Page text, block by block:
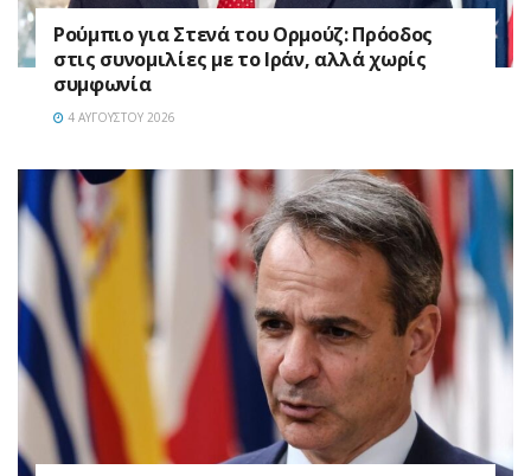
Ρούμπιο για Στενά του Ορμούζ: Πρόοδος
στις συνομιλίες με το Ιράν, αλλά χωρίς
συμφωνία
4 ΑΥΓΟΎΣΤΟΥ 2026